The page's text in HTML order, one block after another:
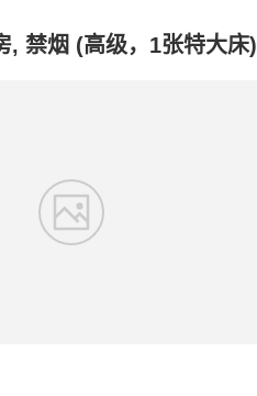
, 禁烟 (高级，1张特大床)